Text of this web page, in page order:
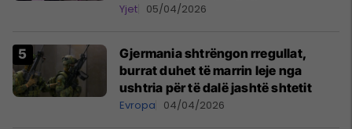
Yjet 05/04/2026
Gjermania shtrëngon rregullat,
burrat duhet të marrin leje nga
ushtria për të dalë jashtë shtetit
Evropa 04/04/2026